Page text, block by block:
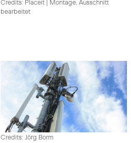
Credits: Placeit | Montage, Ausschnitt
bearbeitet
Credits: Jörg Borm